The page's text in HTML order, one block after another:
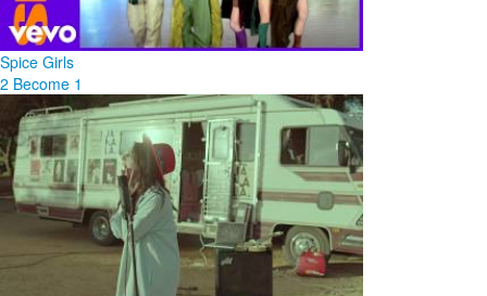
Spice Girls
2 Become 1